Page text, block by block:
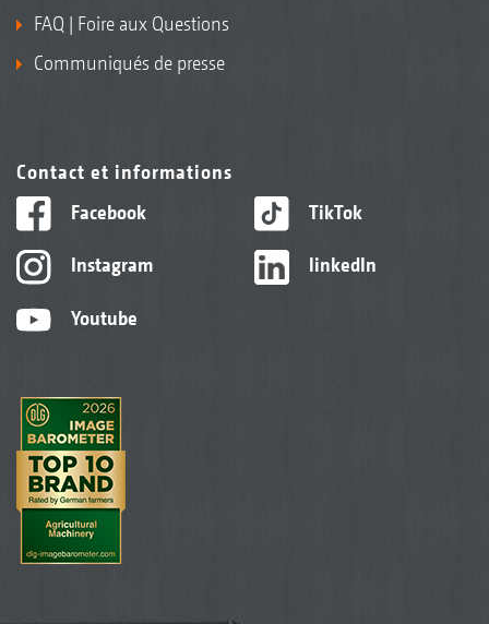
FAQ | Foire aux Questions
Communiqués de presse
Contact et informations
Facebook
Instagram
Youtube
TikTok
linkedIn